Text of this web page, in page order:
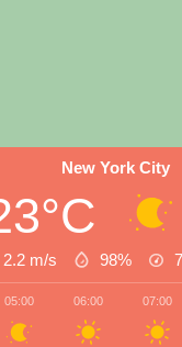
New York City
2.2 m/s 98%
05:00 06:00 07:00